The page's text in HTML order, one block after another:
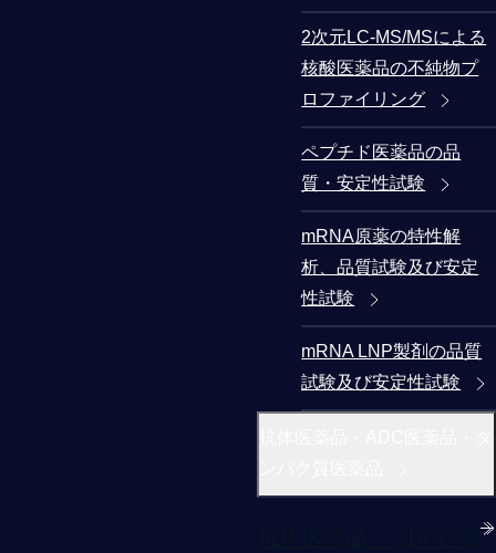
2次元LC-MS/MSによる
核酸医薬品の不純物プ
ロファイリング
ペプチド医薬品の品
質・安定性試験
mRNA原薬の特性解
析、品質試験及び安定
性試験
mRNA LNP製剤の品質
試験及び安定性試験
抗体医薬品・ADC医薬